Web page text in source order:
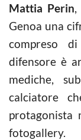
Mattia Perin,
Genoa una
compreso
difensore è
mediche,
calciatore
protagonista
fotogallery.